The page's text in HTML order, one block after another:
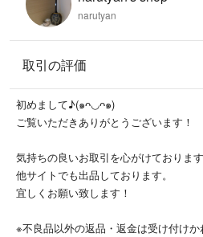
narutyan
取引の評価
初めまして♪(๑ᴖ◡ᴖ๑)
ご覧いただきありがとうございます！
気持ちの良いお取引を心がけております
他サイトでも出品しております。
宜しくお願い致します！
※不良品以外の返品・返金は受け付けか